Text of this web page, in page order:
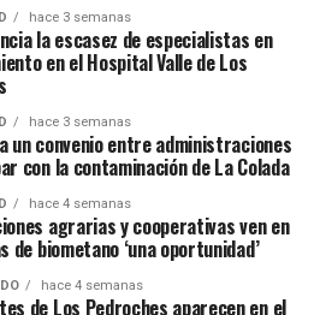
hace 3 semanas
la escasez de especialistas en
en el Hospital Valle de Los
hace 3 semanas
un convenio entre administraciones
con la contaminación de La Colada
hace 4 semanas
agrarias y cooperativas ven en
de biometano ‘una oportunidad’
hace 4 semanas
de Los Pedroches aparecen en el